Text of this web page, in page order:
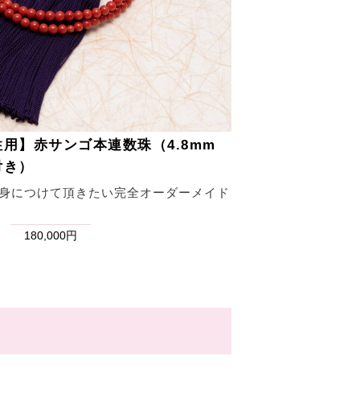
用】赤サンゴ本連数珠（4.8mm
）
につけて頂きたい完全オーダーメイド
180,000円